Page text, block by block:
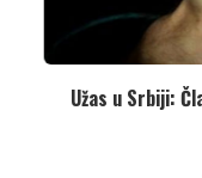
Užas u Srbiji: